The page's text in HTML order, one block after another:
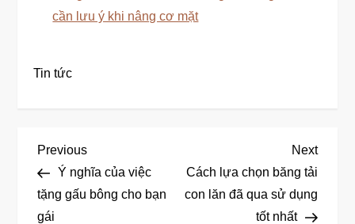
cần lưu ý khi nâng cơ mặt
Tin tức
Đ
i
Previous
Post
Previous
Ý nghĩa của việc
tặng gấu bông cho bạn
gái
Next
Post
Next
Cách lựa chọn băng tải
con lăn đã qua sử dụng
tốt nhất